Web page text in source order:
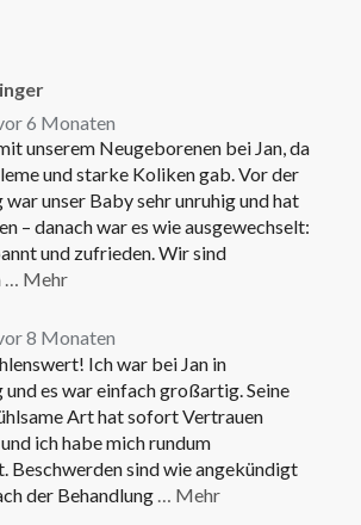
6 Monaten
unserem Neugeborenen bei Jan, da
und starke Koliken gab. Vor der
war unser Baby sehr unruhig und hat
– danach war es wie ausgewechselt:
und zufrieden. Wir sind
… Mehr
8 Monaten
Ich war bei Jan in
und es war einfach großartig. Seine
Art hat sofort Vertrauen
ich habe mich rundum
Beschwerden sind wie angekündigt
der Behandlung
… Mehr